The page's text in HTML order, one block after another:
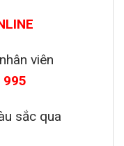
viên
995
sắc qua